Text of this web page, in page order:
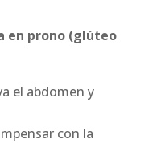
en prono (glúteo
el abdomen y
con la